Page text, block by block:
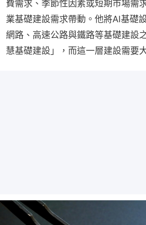
費需求、季節性因素或短期市場需
業基礎建設需求帶動。他將AI基礎
網路、高速公路與鐵路等基礎建設
慧基礎建設」，而這一層建設需要